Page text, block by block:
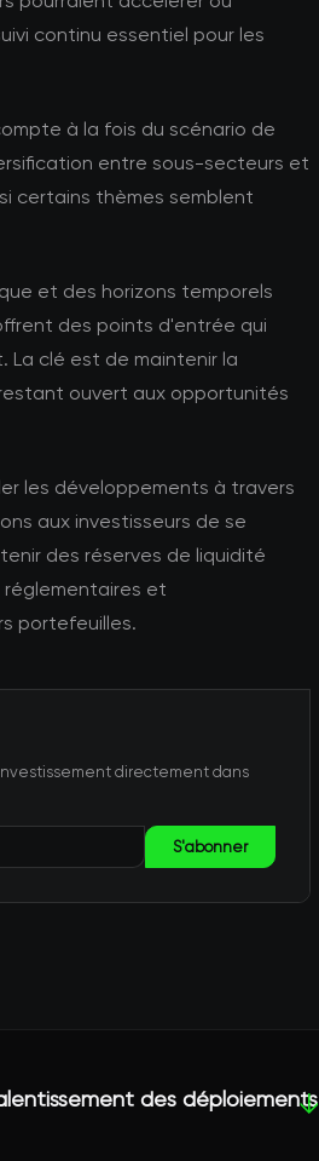
continu essentiel pour les
à la fois du scénario de
entre sous-secteurs et
certains thèmes semblent
et des horizons temporels
des points d'entrée qui
clé est de maintenir la
ouvert aux opportunités
les développements à travers
aux investisseurs de se
des réserves de liquidité
et
portefeuilles.
directement dans
S'abonner
des déploiements
↓